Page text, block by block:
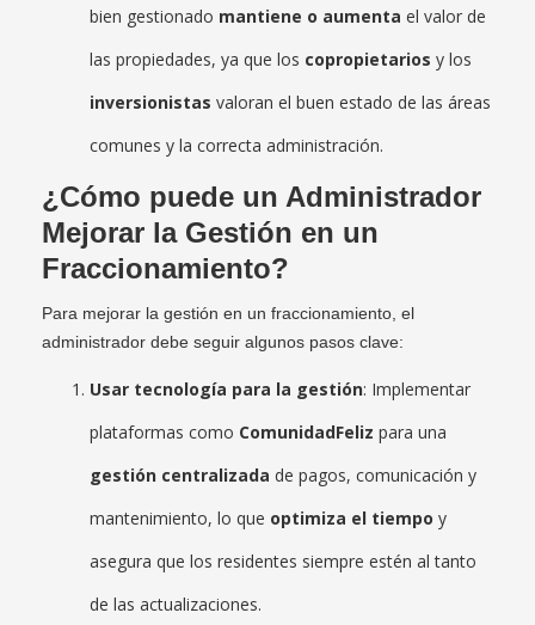
bien gestionado mantiene o aumenta el valor de
las propiedades, ya que los copropietarios y los
inversionistas valoran el buen estado de las áreas
comunes y la correcta administración.
¿Cómo puede un Administrador
Mejorar la Gestión en un
Fraccionamiento?
Para mejorar la gestión en un fraccionamiento, el
administrador debe seguir algunos pasos clave:
Usar tecnología para la gestión: Implementar
plataformas como ComunidadFeliz para una
gestión centralizada de pagos, comunicación y
mantenimiento, lo que optimiza el tiempo y
asegura que los residentes siempre estén al tanto
de las actualizaciones.